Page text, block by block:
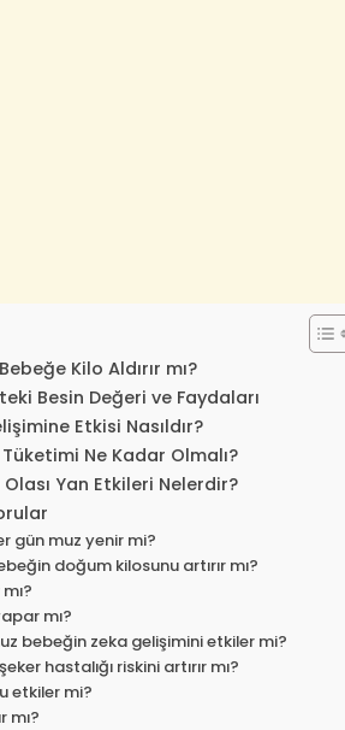
Kilo Aldırır mı?
Besin Değeri ve Faydaları
Etkisi Nasıldır?
Ne Kadar Olmalı?
Yan Etkileri Nelerdir?
gün muz yenir mi?
doğum kilosunu artırır mı?
mı?
bebeğin zeka gelişimini etkiler mi?
hastalığı riskini artırır mı?
etkiler mi?
mı?